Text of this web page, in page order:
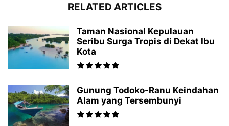
RELATED ARTICLES
Taman Nasional Kepulauan
Seribu Surga Tropis di Dekat Ibu
Kota
Gunung Todoko-Ranu Keindahan
Alam yang Tersembunyi